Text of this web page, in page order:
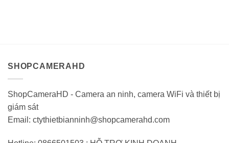
SHOPCAMERAHD
ShopCameraHD - Camera an ninh, camera WiFi và thiết bị
giám sát
Email: ctythietbianninh@shopcamerahd.com